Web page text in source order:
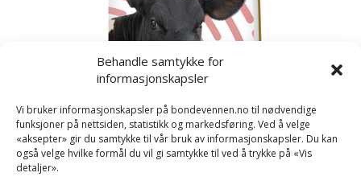
Behandle samtykke for
informasjonskapsler
Vi bruker informasjonskapsler på bondevennen.no til nødvendige
funksjoner på nettsiden, statistikk og markedsføring. Ved å velge
«aksepter» gir du samtykke til vår bruk av informasjonskapsler. Du kan
også velge hvilke formål du vil gi samtykke til ved å trykke på «Vis
detaljer».Kusignal